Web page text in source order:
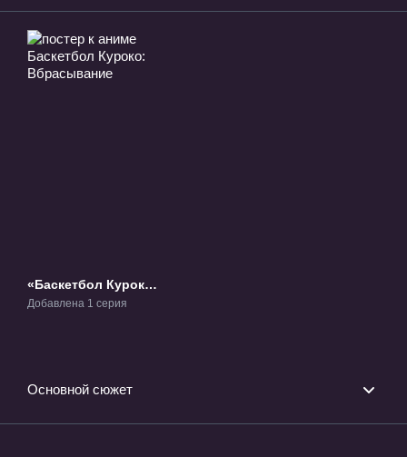
«Баскетбол Куроко:
Вбрасывание»
Добавлена 1 серия
Основной сюжет